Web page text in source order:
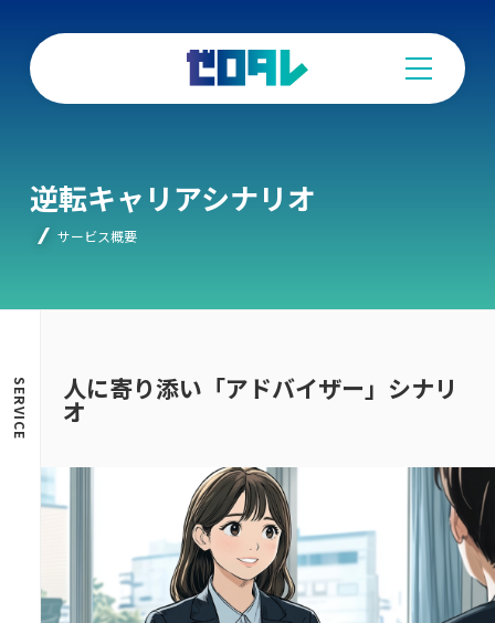
に
り
ド
バ
イ
リ
逆転キャリアシナリオ
サービス概要
SERVICE 人に寄り添い「アドバイザー」シナリ
オ